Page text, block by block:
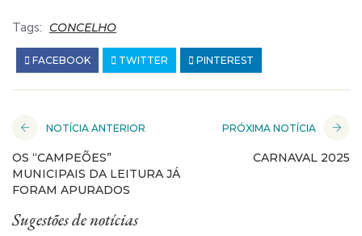
Tags: CONCELHO
FACEBOOK TWITTER PINTEREST
NOTÍCIA ANTERIOR
OS “CAMPEÕES”
MUNICIPAIS DA LEITURA JÁ
FORAM APURADOS
PRÓXIMA NOTÍCIA
CARNAVAL 2025
Sugestões de notícias